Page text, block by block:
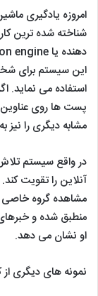
امروزه یادگیری
این سیستم برای
استفاده می نماید.
پست ها روی عناوین
مشابه دیگری را نیز
در واقع سیستم تلاش
آنلاین را تقویت
مشاهده گروه خاصی
منطبق شده و خبرهای
او نشان می دهد.
نمونه های دیگری از